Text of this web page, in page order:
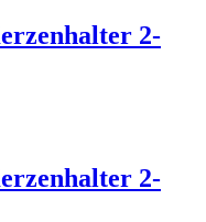
2-
2-